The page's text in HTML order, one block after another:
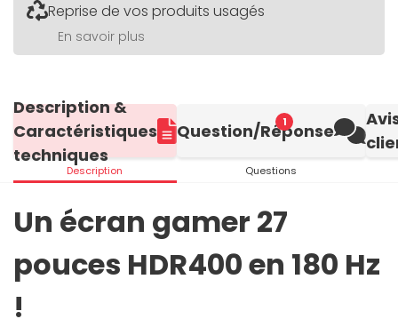
Reprise de vos produits usagés
En savoir plus
Description &
Caractéristiques
techniques
Description
1
Question/Réponse
Questions
Un écran gamer 27
pouces HDR400 en 180 Hz
!